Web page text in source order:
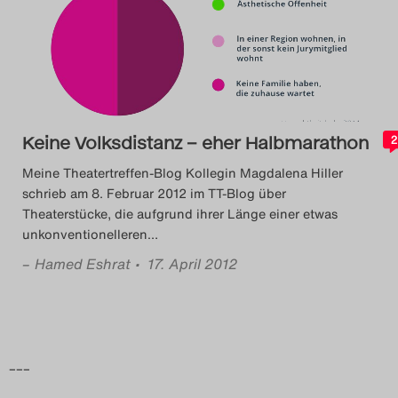
Das Theatertreffen-Blog
2014
Das Theatertreffen-Blog
2015
Das Theatertreffen-Blog
2016
Das Theatertreffen-Blog
Keine Volksdistanz – eher Halbmarathon 2
Meine Theatertreffen-Blog Kollegin Magdalena Hiller
schrieb am 8. Februar 2012 im TT-Blog über
Theaterstücke, die aufgrund ihrer Länge einer etwas
unkonventionelleren…
– Hamed Eshrat • 17. April 2012
–––